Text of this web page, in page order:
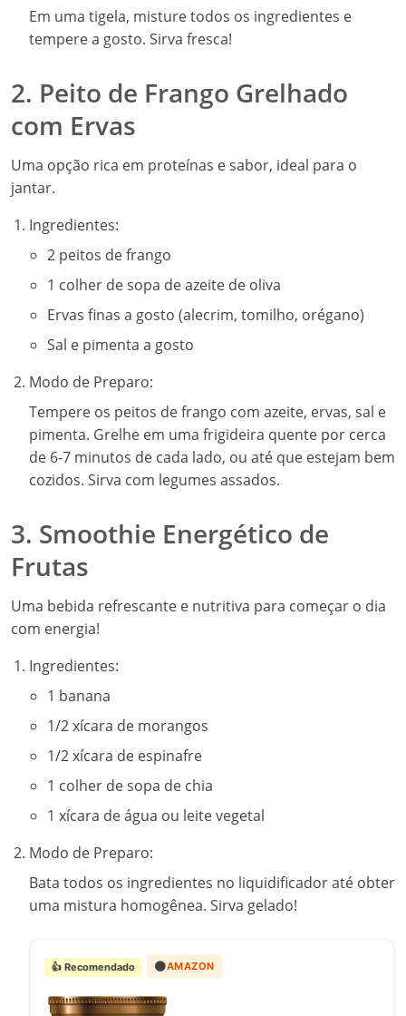
Em uma tigela, misture todos os ingredientes e
tempere a gosto. Sirva fresca!
2. Peito de Frango Grelhado
com Ervas
Uma opção rica em proteínas e sabor, ideal para o
jantar.
Ingredientes:
2 peitos de frango
1 colher de sopa de azeite de oliva
Ervas finas a gosto (alecrim, tomilho, orégano)
Sal e pimenta a gosto
Modo de Preparo:
Tempere os peitos de frango com azeite, ervas, sal e
pimenta. Grelhe em uma frigideira quente por cerca
de 6-7 minutos de cada lado, ou até que estejam bem
cozidos. Sirva com legumes assados.
3. Smoothie Energético de
Frutas
Uma bebida refrescante e nutritiva para começar o dia
com energia!
Ingredientes:
1 banana
1/2 xícara de morangos
1/2 xícara de espinafre
1 colher de sopa de chia
1 xícara de água ou leite vegetal
Modo de Preparo:
Bata todos os ingredientes no liquidificador até obter
uma mistura homogênea. Sirva gelado!
👍 Recomendado 🟠AMAZON